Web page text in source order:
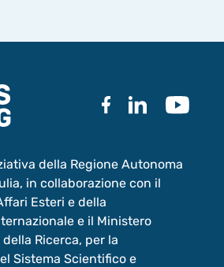
della Regione Autonoma
in collaborazione con il
Esteri e della
e il Ministero
Ricerca, per la
Sistema Scientifico e